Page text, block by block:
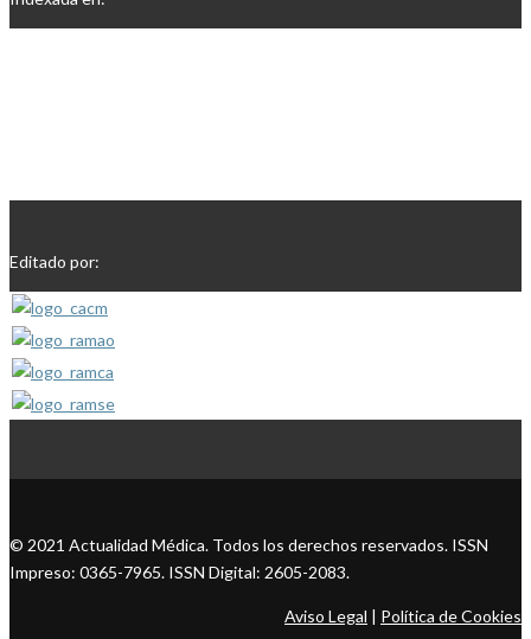
Editado por:
© 2021 Actualidad Médica. Todos los derechos reservados. ISSN
Impreso: 0365-7965. ISSN Digital: 2605-2083.
Aviso Legal | Política de Cookies